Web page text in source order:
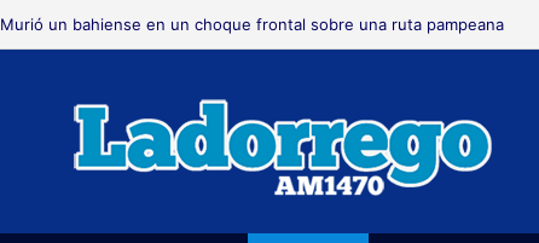
Se realizará este sábado en el vivero un taller de cerveza artesanal